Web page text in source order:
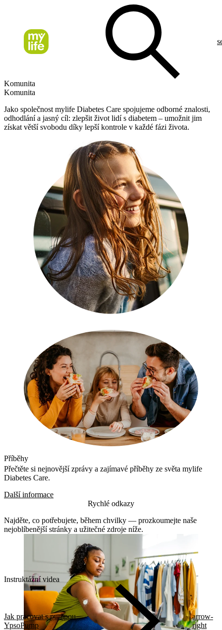
Komunita
Komunita
Jako společnost mylife Diabetes Care spojujeme odborné znalosti,
odhodlání a jasný cíl: zlepšit život lidí s diabetem – umožnit jim
získat větší svobodu díky lepší kontrole v každé fázi života.
Příběhy
Přečtěte si nejnovější zprávy a zajímavé příběhy ze světa mylife
Diabetes Care.
Další informace
Rychlé odkazy
Najděte, co potřebujete, během chvilky — prozkoumejte naše
nejoblíbenější stránky a užitečné zdroje níže.
Instruktážní videa
Jak pracovat s pumpou
YpsoPump
arrow-
right